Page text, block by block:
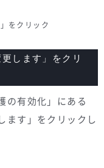
をクリック
します」をクリ
の有効化」にある
ます」をクリックし